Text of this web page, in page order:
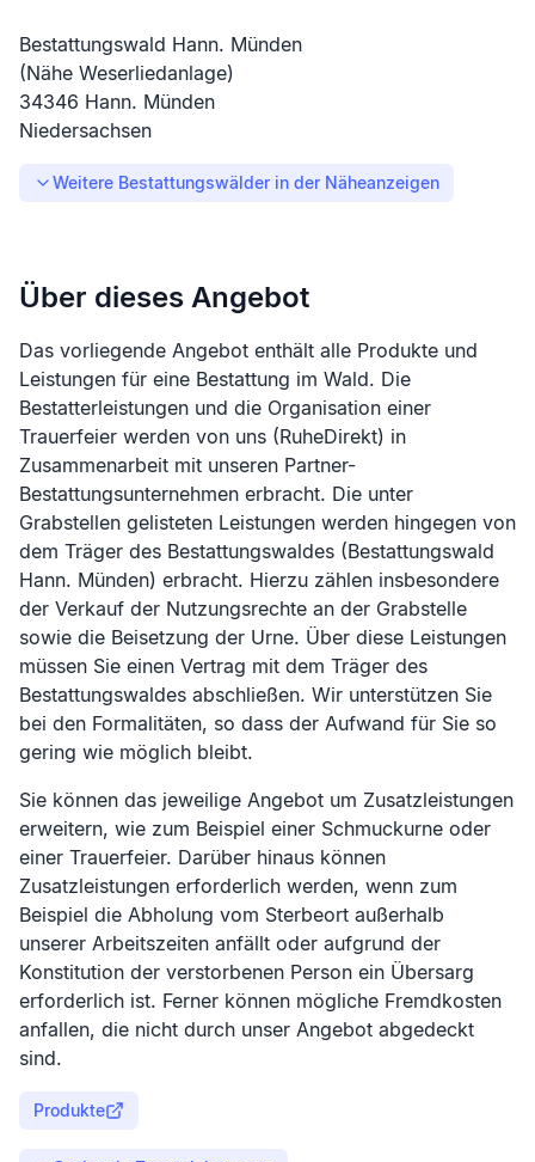
Bestattungswald Hann. Münden
(Nähe Weserliedanlage)
34346 Hann. Münden
Niedersachsen
Weitere Bestattungswälder in der Näheanzeigen
Über dieses Angebot
Das vorliegende Angebot enthält alle Produkte und
Leistungen für eine Bestattung im Wald. Die
Bestatterleistungen und die Organisation einer
Trauerfeier werden von uns (RuheDirekt) in
Zusammenarbeit mit unseren Partner-
Bestattungsunternehmen erbracht. Die unter
Grabstellen gelisteten Leistungen werden hingegen von
dem Träger des Bestattungswaldes (Bestattungswald
Hann. Münden) erbracht. Hierzu zählen insbesondere
der Verkauf der Nutzungsrechte an der Grabstelle
sowie die Beisetzung der Urne. Über diese Leistungen
müssen Sie einen Vertrag mit dem Träger des
Bestattungswaldes abschließen. Wir unterstützen Sie
bei den Formalitäten, so dass der Aufwand für Sie so
gering wie möglich bleibt.
Sie können das jeweilige Angebot um Zusatzleistungen
erweitern, wie zum Beispiel einer Schmuckurne oder
einer Trauerfeier. Darüber hinaus können
Zusatzleistungen erforderlich werden, wenn zum
Beispiel die Abholung vom Sterbeort außerhalb
unserer Arbeitszeiten anfällt oder aufgrund der
Konstitution der verstorbenen Person ein Übersarg
erforderlich ist. Ferner können mögliche Fremdkosten
anfallen, die nicht durch unser Angebot abgedeckt
sind.
Produkte